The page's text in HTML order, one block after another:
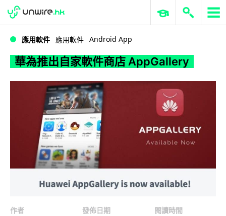
華為推出自家軟件商店 AppGallery
WWDC 2026 ERP 與商業 AI
應用軟件 應用軟件 Android App
華為推出自家軟件商店 AppGallery
作者
發佈日期
閱讀時間